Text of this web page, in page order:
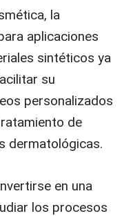
la
aplicaciones
sintéticos ya
su
personalizados
de
dermatológicas.
en una
los procesos